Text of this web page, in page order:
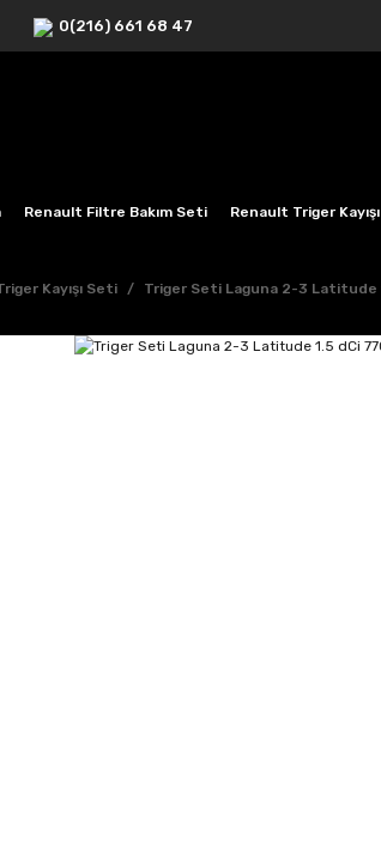
0(216) 661 68 47
Renault Filtre Bakım Seti Renault Triger
Kayışı Seti Triger Seti Laguna 2-3 Latitude